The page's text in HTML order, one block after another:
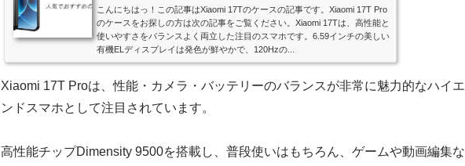
こんにちはっ！この記事はXiaomi 17Tのケースの記事です。Xiaomi 17T Pro
のケースをお探しの方は次の記事をご覧ください。Xiaomi 17Tは、高性能と
使いやすさをバランスよく両立した注目のスマホです。6.59インチの美しい
有機ELディスプレイは発色が鮮やかで、120Hzの...
Xiaomi 17T Proは、性能・カメラ・バッテリーのバランスが非常に魅力的なハイエ
ンドスマホとして注目されています。
高性能チップDimensity 9500を搭載し、普段使いはもちろん、ゲームや動画編集な